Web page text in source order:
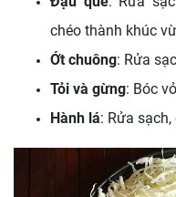
chéo thành khúc
Ớt chuông: Rửa
Tỏi và gừng: Bóc
Hành lá: Rửa